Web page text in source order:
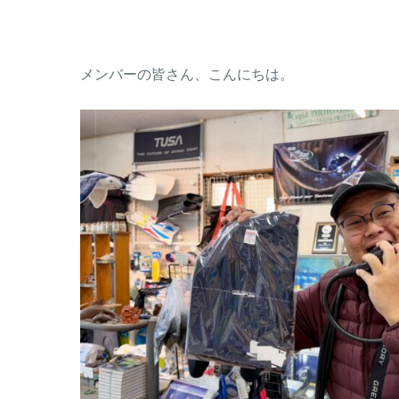
メンバーの皆さん、こんにちは。